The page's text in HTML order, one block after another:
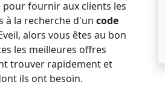
fournir aux clients les
à la recherche d'un code
alors vous êtes au bon
les meilleures offres
trouver rapidement et
ils ont besoin.